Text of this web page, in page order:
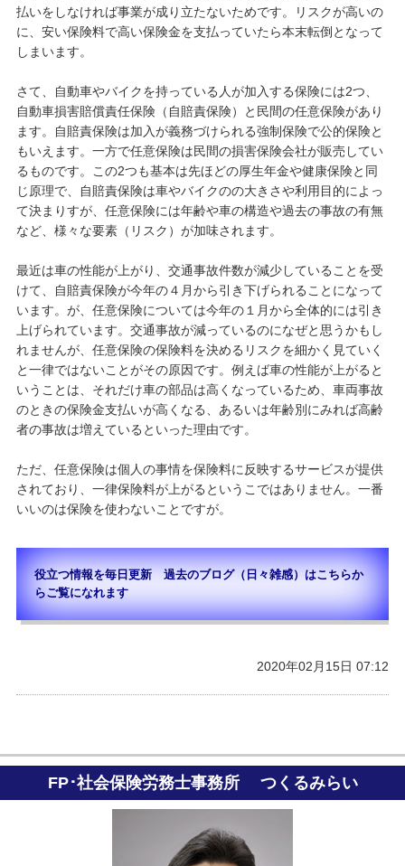
払いをしなければ事業が成り立たないためです。リスクが高いの
に、安い保険料で高い保険金を支払っていたら本末転倒となって
しまいます。
さて、自動車やバイクを持っている人が加入する保険には2つ、
自動車損害賠償責任保険（自賠責保険）と民間の任意保険があり
ます。自賠責保険は加入が義務づけられる強制保険で公的保険と
もいえます。一方で任意保険は民間の損害保険会社が販売してい
るものです。この2つも基本は先ほどの厚生年金や健康保険と同
じ原理で、自賠責保険は車やバイクのの大きさや利用目的によっ
て決まりすが、任意保険には年齢や車の構造や過去の事故の有無
など、様々な要素（リスク）が加味されます。
最近は車の性能が上がり、交通事故件数が減少していることを受
けて、自賠責保険が今年の４月から引き下げられることになって
います。が、任意保険については今年の１月から全体的には引き
上げられています。交通事故が減っているのになぜと思うかもし
れませんが、任意保険の保険料を決めるリスクを細かく見ていく
と一律ではないことがその原因です。例えば車の性能が上がると
いうことは、それだけ車の部品は高くなっているため、車両事故
のときの保険金支払いが高くなる、あるいは年齢別にみれば高齢
者の事故は増えているといった理由です。
ただ、任意保険は個人の事情を保険料に反映するサービスが提供
されており、一律保険料が上がるというこではありません。一番
いいのは保険を使わないことですが。
役立つ情報を毎日更新 過去のブログ（日々雑感）はこちらか
らご覧になれます
2020年02月15日 07:12
FP･社会保険労務士事務所 つくるみらい